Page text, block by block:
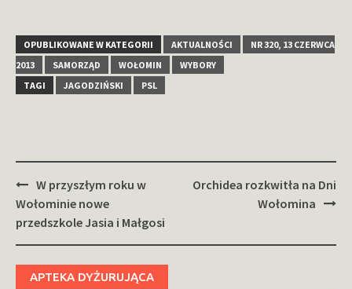
OPUBLIKOWANE W KATEGORII AKTUALNOŚCI
NR 320, 13 CZERWCA
2013
SAMORZĄD WOŁOMIN
WYBORY
TAGI
JAGODZIŃSKI PSL
Zobacz
wpisy
W przyszłym roku w
Wołominie nowe
przedszkole Jasia i Małgosi
Orchidea rozkwitła na Dni
Wołomina
APTEKA DYŻURUJĄCA